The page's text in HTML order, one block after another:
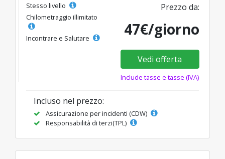
Stesso livello
Chilometraggio illimitato
Incontrare e Salutare
Prezzo da:
47€/giorno
Vedi offerta
Include tasse e tasse (IVA)
Incluso nel prezzo:
Assicurazione per incidenti (CDW)
Responsabilità di terzi(TPL)